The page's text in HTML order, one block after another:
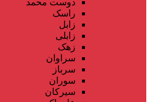
راسک
زابل
زابلی
زهک
سراوان
سرباز
سوران
سیرکان